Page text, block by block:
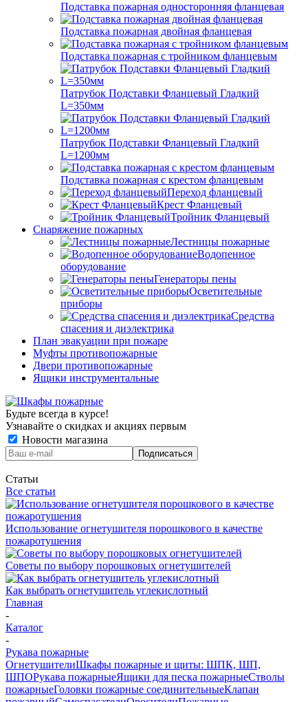
Подставка пожарная односторонняя фланцевая
Подставка пожарная двойная фланцевая
Подставка пожарная с тройником фланцевым
Патрубок Подставки Фланцевый Гладкий
L=350мм
Патрубок Подставки Фланцевый Гладкий
L=1200мм
Подставка пожарная с крестом фланцевым
Переход фланцевый
Крест Фланцевый
Тройник Фланцевый
Снаряжение пожарных
Лестницы пожарные
Водопенное
оборудование
Генераторы пены
Осветительные
приборы
Средства
спасения и диэлектрика
План эвакуации при пожаре
Муфты противопожарные
Двери противопожарные
Ящики инструментальные
Будьте всегда в курсе!
Узнавайте о скидках и акциях первым
Новости магазина
Статьи
Все статьи
Использование огнетушителя порошкового в качестве
пожаротушения
Советы по выбору порошковых огнетушителей
Как выбрать огнетушитель углекислотный
Главная
-
Каталог
-
Рукава пожарные
ОгнетушителиШкафы пожарные и щиты: ШПК, ШП,
ШПОРукава пожарныеЯщики для песка пожарныеСтволы
пожарныеГоловки пожарные соединительныеКлапан